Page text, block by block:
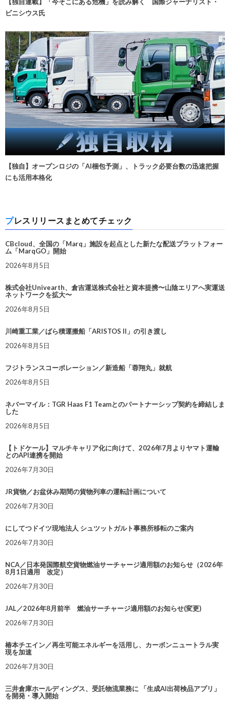
【独自連載】「今そこにある危機」を読み解く 国際ジャーナリスト・
ビニシウス氏
【独自】オープンロジの「AI梱包予測」、トラック必要台数の迅速把握
にも活用本格化
プレスリリースまとめてチェック
CBcloud、全国の「Marq」施設を起点とした新たな配送プラットフォー
ム「MarqGO」開始
2026年8月5日
株式会社Univearth、倉吉運送株式会社と資本提携〜山陰エリアへ実運送
ネットワークを拡大〜
2026年8月5日
川崎重工業／ばら積運搬船「ARISTOS II」の引き渡し
2026年8月5日
フジトランスコーポレーション／新造船「蓉翔丸」就航
2026年8月5日
ネバーマイル：TGR Haas F1 Teamとのパートナーシップ契約を締結しま
した
2026年8月5日
【トドケール】マルチキャリア化に向けて、2026年7月よりヤマト運輸
とのAPI連携を開始
2026年7月30日
JR貨物／お盆休み期間の貨物列車の運転計画について
2026年7月30日
にしてつドイツ現地法人 シュツットガルト事務所移転のご案内
2026年7月30日
NCA／日本発国際航空貨物燃油サーチャージ適用額のお知らせ（2026年
8月1日適用 改定）
2026年7月30日
JAL／2026年8月前半 燃油サーチャージ適用額のお知らせ(変更)
2026年7月30日
椿本チエイン／再生可能エネルギーを活用し、カーボンニュートラル実
現を加速
2026年7月30日
三井倉庫ホールディングス、受託物流業務に 「生成AI出荷検品アプリ」
を開発・導入開始